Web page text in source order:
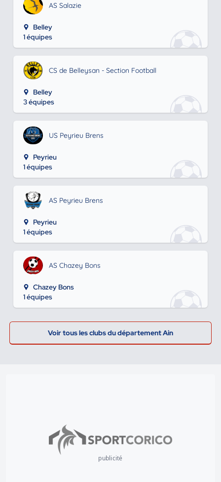
AS Salazie
Belley
1 équipes
CS de Belleysan - Section Football
Belley
3 équipes
US Peyrieu Brens
Peyrieu
1 équipes
AS Peyrieu Brens
Peyrieu
1 équipes
AS Chazey Bons
Chazey Bons
1 équipes
Voir tous les clubs du département Ain
publicité